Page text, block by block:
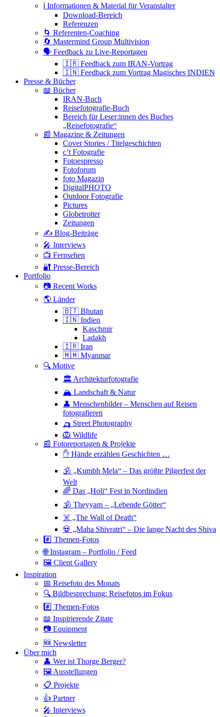
ℹ️ Informationen & Material für Veranstalter
Download-Bereich
Referenzen
🌀 Referenten-Coaching
🔄 Mastermind Group Multivision
🗣 Feedback zu Live-Reportagen
🇮🇷 Feedback zum IRAN-Vortrag
🇮🇳 Feedback zum Vortrag Magisches INDIEN
Presse & Bücher
📖 Bücher
IRAN-Buch
Reisefotografie-Buch
Bereich für Leser:innen des Buches
„Reisefotografie“
📰 Magazine & Zeitungen
Cover Stories / Titelgeschichten
c’t Fotografie
Fotoespresso
Fotoforum
foto Magazin
DigitalPHOTO
Outdoor Fotografie
Pictures
Globetrotter
Zeitungen
✍️ Blog-Beiträge
🎤 Interviews
📺 Fernsehen
🔐 Presse-Bereich
Portfolio
📷 Recent Works
🌎 Länder
🇧🇹 Bhutan
🇮🇳 Indien
Kaschmir
Ladakh
🇮🇷 Iran
🇲🇲 Myanmar
🔍 Motive
🏛 Architekturfotografie
🏔 Landschaft & Natur
👤 Menschenbilder – Menschen auf Reisen
fotografieren
🛺 Street Photography
🦁 Wildlife
📰 Fotoreportagen & Projekte
✋ Hände erzählen Geschichten …
🕉 „Kumbh Mela“ – Das größte Pilgerfest der
Welt
🌈 Das „Holi“ Fest in Nordindien
🕉 Theyyam – „Lebende Götter“
☠️ „The Wall of Death“
💀 „Maha Shivratri“ – Die lange Nacht des Shiva
#️⃣ Themen-Fotos
🌐 Instagram – Portfolio / Feed
🖼 Client Gallery
Inspiration
📅 Reisefoto des Monats
🔍 Bildbesprechung: Reisefotos im Fokus
#️⃣ Themen-Fotos
📖 Inspirierende Zitate
📷 Equipment
🆕 Newsletter
Über mich
👤 Wer ist Thorge Berger?
🖼 Ausstellungen
📋 Projekte
👍 Partner
🎤 Interviews